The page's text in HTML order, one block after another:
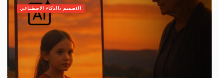
التصميم بالذكاء الاصطناعي